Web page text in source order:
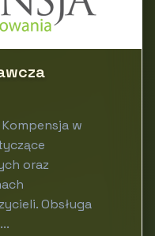
w
oraz
Obsługa